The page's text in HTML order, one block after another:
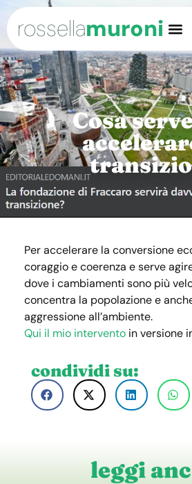
rossellamuroni
Cosa
condividi su:
Per accelerare la conversione
coraggio e coerenza e serve
dove i cambiamenti sono più
concentra la popolazione e
aggressione all’ambiente.
Qui il mio intervento in versione
leggi